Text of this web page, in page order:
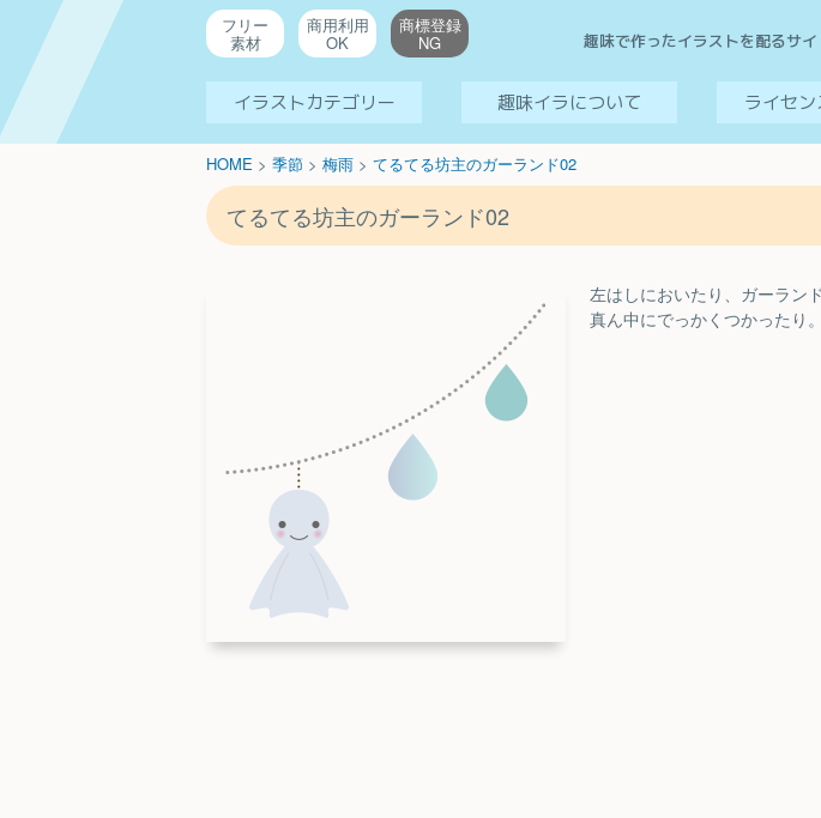
フリー
素材
商用利用
OK
商標登録
NG 趣味で作ったイラストを配るサイ
イラストカテゴリー 趣味イラについて ライセ
HOME > 季節 > 梅雨 > てるてる坊主のガーランド02
てるてる坊主のガーランド02
左はしにおいたり、ガーラン
真ん中にでっかくつかったり。